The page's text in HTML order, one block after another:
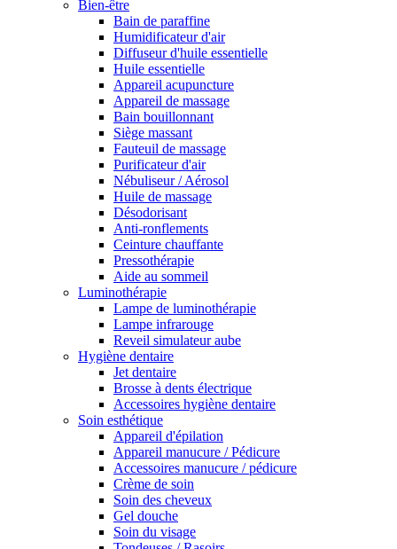
Bien-être
Bain de paraffine
Humidificateur d'air
Diffuseur d'huile essentielle
Huile essentielle
Appareil acupuncture
Appareil de massage
Bain bouillonnant
Siège massant
Fauteuil de massage
Purificateur d'air
Nébuliseur / Aérosol
Huile de massage
Désodorisant
Anti-ronflements
Ceinture chauffante
Pressothérapie
Aide au sommeil
Luminothérapie
Lampe de luminothérapie
Lampe infrarouge
Reveil simulateur aube
Hygiène dentaire
Jet dentaire
Brosse à dents électrique
Accessoires hygiène dentaire
Soin esthétique
Appareil d'épilation
Appareil manucure / Pédicure
Accessoires manucure / pédicure
Crème de soin
Soin des cheveux
Gel douche
Soin du visage